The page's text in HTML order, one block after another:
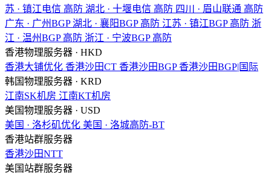
苏 · 镇江电信 高防 湖北 · 十堰电信 高防 四川 · 眉山联通 高防
广东 · 广州BGP 湖北 · 襄阳BGP 高防 江苏 · 镇江BGP 高防 浙
江 · 温州BGP 高防 浙江 · 宁波BGP 高防
香港物理服务器 · HKD
香港大铺优化 香港沙田CT 香港沙田BGP 香港沙田BGP|国际
韩国物理服务器 · KRD
江南SK机房 江南KT机房
美国物理服务器 · USD
美国 · 洛杉矶优化 美国 · 洛城高防-BT
香港站群服务器
香港沙田NTT
美国站群服务器